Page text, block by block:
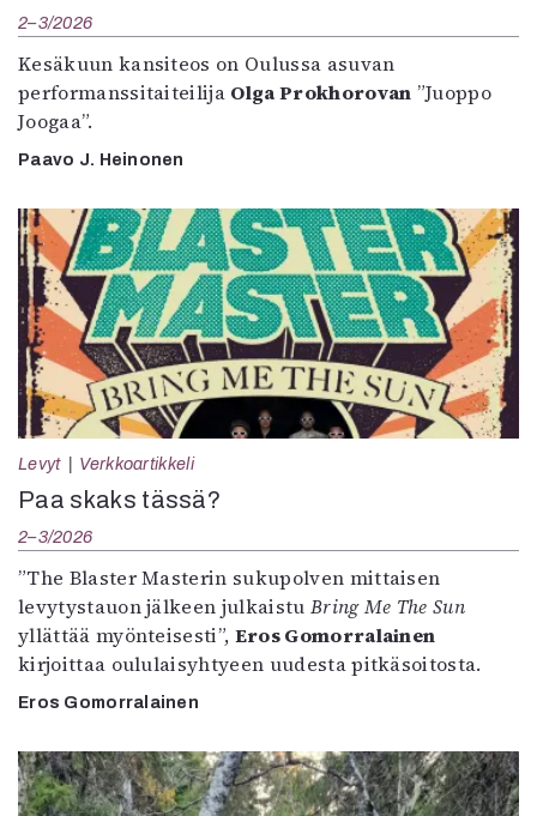
2–3/2026
Kesäkuun kansiteos on Oulussa asuvan
performanssitaiteilija Olga Prokhorovan ”Juoppo
Joogaa”.
Paavo J. Heinonen
Levyt Verkkoartikkeli
Paa skaks tässä?
2–3/2026
”The Blaster Masterin sukupolven mittaisen
levytystauon jälkeen julkaistu Bring Me The Sun
yllättää myönteisesti”, Eros Gomorralainen
kirjoittaa oululaisyhtyeen uudesta pitkäsoitosta.
Eros Gomorralainen